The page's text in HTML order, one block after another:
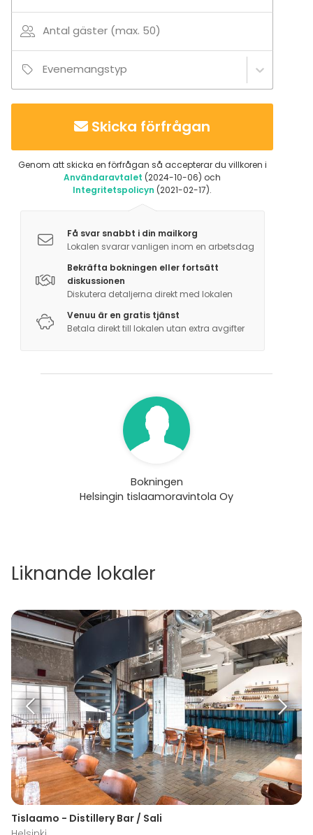
Antal gäster (max. 50)
Evenemangstyp
Skicka förfrågan
Genom att skicka en förfrågan så accepterar du villkoren i
Användaravtalet (2024-10-06) och
Integritetspolicyn (2021-02-17).
Få svar snabbt i din mailkorg
Lokalen svarar vanligen inom en arbetsdag
Bekräfta bokningen eller fortsätt
diskussionen
Diskutera detaljerna direkt med lokalen
Venuu är en gratis tjänst
Betala direkt till lokalen utan extra avgifter
Bokningen
Helsingin tislaamoravintola Oy
Liknande lokaler
Tislaamo - Distillery Bar / Sali